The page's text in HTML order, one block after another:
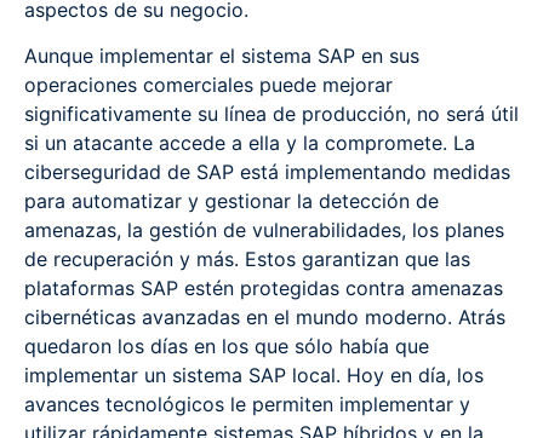
aspectos de su negocio.
Aunque implementar el sistema SAP en sus
operaciones comerciales puede mejorar
significativamente su línea de producción, no será útil
si un atacante accede a ella y la compromete. La
ciberseguridad de SAP está implementando medidas
para automatizar y gestionar la detección de
amenazas, la gestión de vulnerabilidades, los planes
de recuperación y más. Estos garantizan que las
plataformas SAP estén protegidas contra amenazas
cibernéticas avanzadas en el mundo moderno. Atrás
quedaron los días en los que sólo había que
implementar un sistema SAP local. Hoy en día, los
avances tecnológicos le permiten implementar y
utilizar rápidamente sistemas SAP híbridos y en la